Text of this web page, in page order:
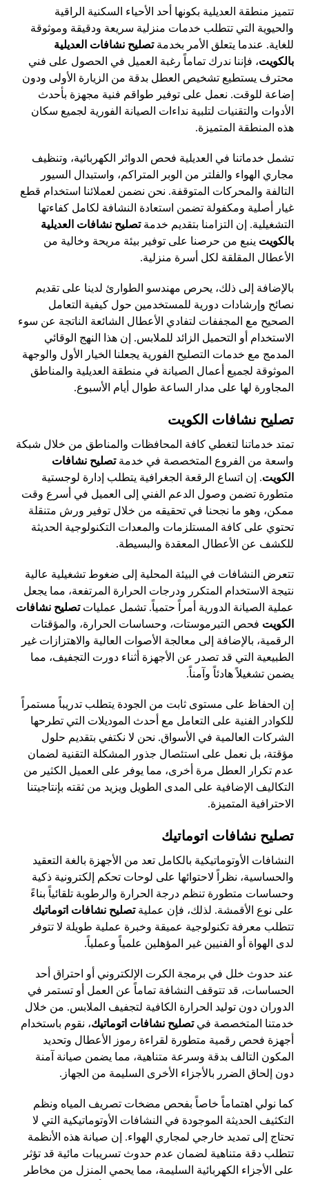
تتميز منطقة العديلية بكونها أحد الأحياء السكنية الراقية
والحيوية التي تتطلب خدمات منزلية سريعة ودقيقة وموثوقة
للغاية. عندما يتعلق الأمر بخدمةتصليح نشافات العديلية
بالكويت، فإننا ندرك تماماً رغبة العميل في الحصول على فني
محترف يستطيع تشخيص العطل بدقة من الزيارة الأولى ودون
إضاعة للوقت. نعمل على توفير طواقم فنية مجهزة بأحدث
الأدوات والتقنيات لتلبية نداءات الصيانة الفورية لجميع سكان
هذه المنطقة المتميزة.
تشمل خدماتنا في العديلية فحص الدوائر الكهربائية، وتنظيف
مجاري الهواء والفلتر من الوبر المتراكم، واستبدال السيور
التالفة والمحركات المتوقفة. نحن نضمن لعملائنا استخدام قطع
غيار أصلية ومكفولة تضمن استعادة النشافة لكامل كفاءتها
التشغيلية. إن التزامنا بتقديم خدمةتصليح نشافات العديلية
بالكويت ينبع من حرصنا على توفير بيئة مريحة وخالية من
الأعطال المقلقة لكل أسرة منزلية.
بالإضافة إلى ذلك، يحرص مهندسو الطوارئ لدينا على تقديم
نصائح وإرشادات دورية للمستخدمين حول كيفية التعامل
الصحيح مع المجففات لتفادي الأعطال الشائعة الناتجة عن سوء
الاستخدام أو التحميل الزائد للملابس. إن هذا النهج الوقائي
المدمج مع خدمات التصليح الفورية يجعلنا الخيار الأول والوجهة
الموثوقة لجميع أعمال الصيانة في منطقة العديلية والمناطق
المجاورة لها على مدار الساعة طوال أيام الأسبوع.
تصليح نشافات الكويت
تمتد خدماتنا لتغطي كافة المحافظات والمناطق من خلال شبكة
واسعة من الفروع المتخصصة في خدمةتصليح نشافات
الكويت. إن اتساع الرقعة الجغرافية يتطلب إدارة لوجستية
متطورة تضمن وصول الدعم الفني إلى العميل في أسرع وقت
ممكن، وهو ما نجحنا في تحقيقه من خلال توفير ورش متنقلة
تحتوي على كافة المستلزمات والمعدات التكنولوجية الحديثة
للكشف عن الأعطال المعقدة والبسيطة.
تتعرض النشافات في البيئة المحلية إلى ضغوط تشغيلية عالية
نتيجة الاستخدام المتكرر ودرجات الحرارة المرتفعة، مما يجعل
عملية الصيانة الدورية أمراً حتمياً. تشمل عملياتتصليح نشافات
الكويت فحص التيرموستات، وحساسات الحرارة، والمؤقتات
الرقمية، بالإضافة إلى معالجة الأصوات العالية والاهتزازات غير
الطبيعية التي قد تصدر عن الأجهزة أثناء دورت التجفيف، مما
يضمن تشغيلاً هادئاً وآمناً.
إن الحفاظ على مستوى ثابت من الجودة يتطلب تدريباً مستمراً
للكوادر الفنية على التعامل مع أحدث الموديلات التي تطرحها
الشركات العالمية في الأسواق. نحن لا نكتفي بتقديم حلول
مؤقتة، بل نعمل على استئصال جذور المشكلة التقنية لضمان
عدم تكرار العطل مرة أخرى، مما يوفر على العميل الكثير من
التكاليف الإضافية على المدى الطويل ويزيد من ثقته بإنتاجيتنا
الاحترافية المتميزة.
تصليح نشافات اتوماتيك
النشافات الأوتوماتيكية بالكامل تعد من الأجهزة بالغة التعقيد
والحساسية، نظراً لاحتوائها على لوحات تحكم إلكترونية ذكية
وحساسات متطورة تنظم درجة الحرارة والرطوبة تلقائياً بناءً
على نوع الأقمشة. لذلك، فإن عمليةتصليح نشافات اتوماتيك
تتطلب معرفة تكنولوجية عميقة وخبرة عملية طويلة لا تتوفر
لدى الهواة أو الفنيين غير المؤهلين علمياً وعملياً.
عند حدوث خلل في برمجة الكرت الإلكتروني أو احتراق أحد
الحساسات، قد تتوقف النشافة تماماً عن العمل أو تستمر في
الدوران دون توليد الحرارة الكافية لتجفيف الملابس. من خلال
خدمتنا المتخصصة فيتصليح نشافات اتوماتيك، نقوم باستخدام
أجهزة فحص رقمية متطورة لقراءة رموز الأعطال وتحديد
المكون التالف بدقة وسرعة متناهية، مما يضمن صيانة آمنة
دون إلحاق الضرر بالأجزاء الأخرى السليمة من الجهاز.
كما نولي اهتماماً خاصاً بفحص مضخات تصريف المياه ونظم
التكثيف الحديثة الموجودة في النشافات الأوتوماتيكية التي لا
تحتاج إلى تمديد خارجي لمجاري الهواء. إن صيانة هذه الأنظمة
تتطلب دقة متناهية لضمان عدم حدوث تسريبات مائية قد تؤثر
على الأجزاء الكهربائية السليمة، مما يحمي المنزل من مخاطر